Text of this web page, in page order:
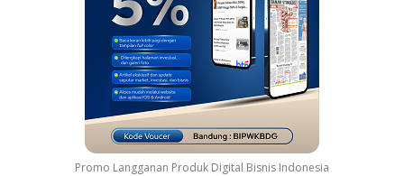
Promo Langganan Produk Digital Bisnis Indonesia